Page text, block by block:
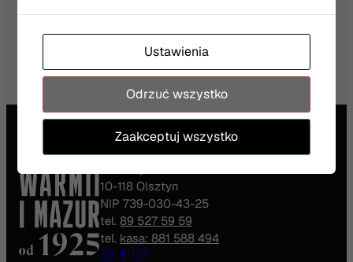
Więcej
Teatr im. Stefana Jaracza
w Olsztynie
10-118 Olsztyn
NIP 739-030-43-25
tel. 89 527 59 59
tel. kasa: 881 588 494
Ustawienia
Odrzuć wszystko
Zaakceptuj wszystko